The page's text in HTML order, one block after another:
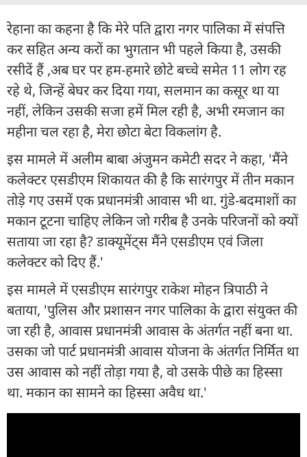
रेहाना का कहना है कि मेरे पति द्वारा नगर पालिका में संपत्ति
कर सहित अन्य करों का भुगतान भी पहले किया है, उसकी
रसीदें हैं ,अब घर पर हम-हमारे छोटे बच्चे समेत 11 लोग रह
रहे थे, जिन्हें बेघर कर दिया गया, सलमान का कसूर था या
नहीं, लेकिन उसकी सजा हमें मिल रही है, अभी रमजान का
महीना चल रहा है, मेरा छोटा बेटा विकलांग है.
इस मामले में अलीम बाबा अंजुमन कमेटी सदर ने कहा, 'मैंने
कलेक्टर एसडीएम शिकायत की है कि सारंगपुर में तीन मकान
तोड़े गए उसमें एक प्रधानमंत्री आवास भी था. गुंडे-बदमाशों का
मकान टूटना चाहिए लेकिन जो गरीब है उनके परिजनों को क्यों
सताया जा रहा है? डाक्यूमेंट्स मैंने एसडीएम एवं जिला
कलेक्टर को दिए हैं.'
इस मामले में एसडीएम सारंगपुर राकेश मोहन त्रिपाठी ने
बताया, 'पुलिस और प्रशासन नगर पालिका के द्वारा संयुक्त की
जा रही है, आवास प्रधानमंत्री आवास के अंतर्गत नहीं बना था.
उसका जो पार्ट प्रधानमंत्री आवास योजना के अंतर्गत निर्मित था
उस आवास को नहीं तोड़ा गया है, वो उसके पीछे का हिस्सा
था. मकान का सामने का हिस्सा अवैध था.'